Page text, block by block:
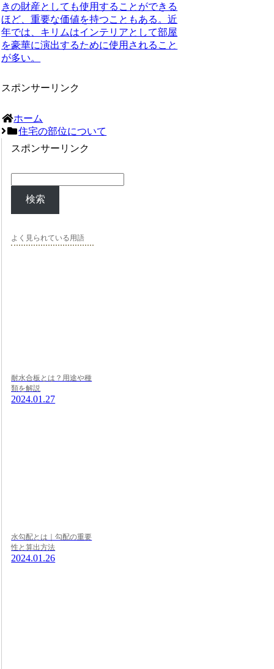
きの財産としても使用することができる
ほど、重要な価値を持つこともある。近
年では、キリムはインテリアとして部屋
を豪華に演出するために使用されること
が多い。
スポンサーリンク
ホーム
住宅の部位について
スポンサーリンク
検索
よく見られている用語
耐水合板とは？用途や種
類を解説
2024.01.27
水勾配とは｜勾配の重要
性と算出方法
2024.01.26